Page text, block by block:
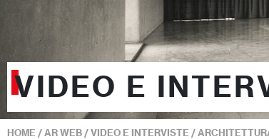
VIDEO E
HOME /AR WEB /VIDEO E INTERVISTE /